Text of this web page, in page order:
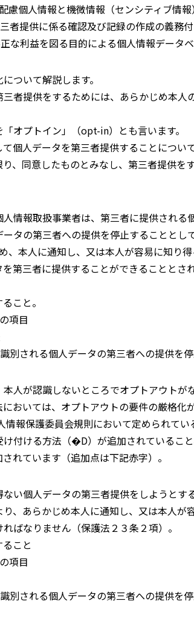
個人情報と機微情報（センシティブ情報）
者提供に係る確認及び記録の作成の義務
な利益を図る目的による個人情報データ
ついて解説します。
者提供をするためには、あらかじめ本人
オプトイン」（opt-in）とも言います。
個人データを第三者提供することについ
、同意したものとみなし、第三者提供を
情報取扱事業者は、第三者に提供される
タの第三者への提供を停止することとし
本人に通知し、又は本人が容易に知り
第三者に提供することができることとさ
こと。
項目
される個人データの第三者への提供を停
人が認識しないところでオプトアウトが
おいては、オプトアウトの要件の厳格化
報保護委員会規則において定められて
付ける方法（�D）が追加されているこ
れています（追加点は下記赤字）。
い個人データの第三者提供をしようとす
、あらかじめ本人に通知し、又は本人が
ばなりません（保護法２３条２項）。
こと
項目
される個人データの第三者への提供を停